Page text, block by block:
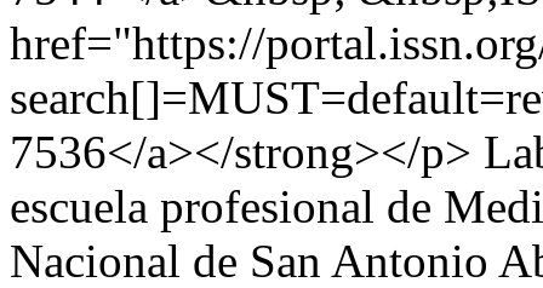
href="https://
7536</a></strong></p>
escuela profesional de
Nacional de San Antonio